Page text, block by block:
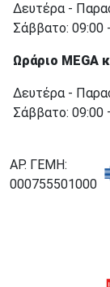
Δευτέρα -
Σάββατο: 09:00
Ωράριο MEGA
Δευτέρα -
Σάββατο: 09:00
ΑΡ. ΓΕΜΗ:
000755501000